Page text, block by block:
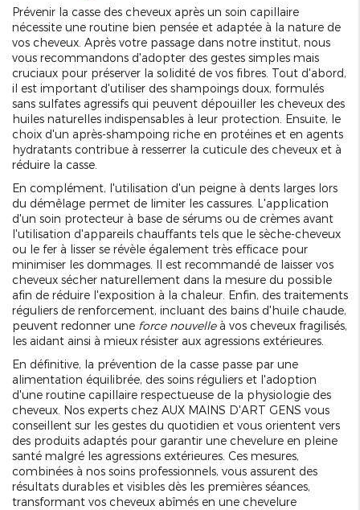
Prévenir la casse des cheveux après un soin capillaire
nécessite une routine bien pensée et adaptée à la nature de
vos cheveux. Après votre passage dans notre institut, nous
vous recommandons d'adopter des gestes simples mais
cruciaux pour préserver la solidité de vos fibres. Tout d'abord,
il est important d'utiliser des shampoings doux, formulés
sans sulfates agressifs qui peuvent dépouiller les cheveux des
huiles naturelles indispensables à leur protection. Ensuite, le
choix d'un après-shampoing riche en protéines et en agents
hydratants contribue à resserrer la cuticule des cheveux et à
réduire la casse.
En complément, l'utilisation d'un peigne à dents larges lors
du démêlage permet de limiter les cassures. L'application
d'un soin protecteur à base de sérums ou de crèmes avant
l'utilisation d'appareils chauffants tels que le sèche-cheveux
ou le fer à lisser se révèle également très efficace pour
minimiser les dommages. Il est recommandé de laisser vos
cheveux sécher naturellement dans la mesure du possible
afin de réduire l'exposition à la chaleur. Enfin, des traitements
réguliers de renforcement, incluant des bains d'huile chaude,
peuvent redonner une force nouvelleà vos cheveux fragilisés,
les aidant ainsi à mieux résister aux agressions extérieures.
En définitive, la prévention de la casse passe par une
alimentation équilibrée, des soins réguliers et l'adoption
d'une routine capillaire respectueuse de la physiologie des
cheveux. Nos experts chez AUX MAINS D'ART GENS vous
conseillent sur les gestes du quotidien et vous orientent vers
des produits adaptés pour garantir une chevelure en pleine
santé malgré les agressions extérieures. Ces mesures,
combinées à nos soins professionnels, vous assurent des
résultats durables et visibles dès les premières séances,
transformant vos cheveux abîmés en une chevelure